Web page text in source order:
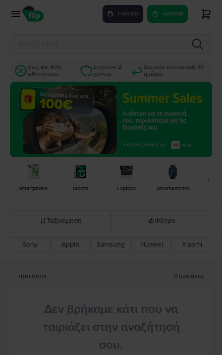
Πούλησε Αγόρασε
Έως και 40%
φθηνότερα
Εγγύηση 2
χρόνια
Δωρεάν επιστροφή 30
ημέρες
Smartphone Tablets Laptops Smartwatches
Ταξινόμηση
Σύσταση Flip
Φίλτρο
Sony Apple Samsung Huawei Xiaomi
προϊόντα 0 προϊόντα
Δεν βρήκαμε κάτι που να
ταιριάζει στην αναζήτησή
σου.